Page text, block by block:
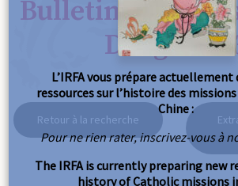
Bulletin de la
Daegu
Retour à la recherche
L’IRFA vous prépare actuellement
ressources sur l’histoire des
Chine :
Pour ne rien rater, inscrivez-vous à
The IRFA is currently preparing new
history of Catholic missions